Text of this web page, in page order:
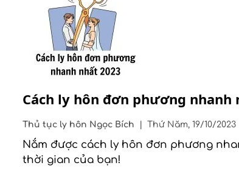
Cách ly hôn đơn phương nhanh
Thủ tục ly hôn Ngọc Bích Thứ Năm, 19/10/2023
Nắm được cách ly hôn đơn phương
thời gian của bạn!